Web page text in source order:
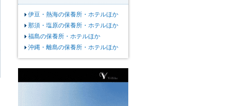
伊豆・熱海の保養所・ホテルほか
那須・塩原の保養所・ホテルほか
福島の保養所・ホテルほか
沖縄・離島の保養所・ホテルほか